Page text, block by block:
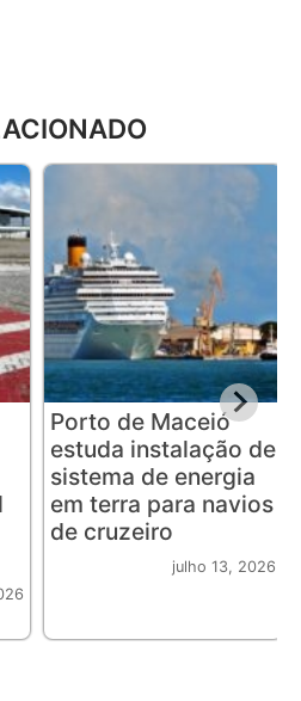
Porto de Maceió
estuda instalação de
sistema de energia
em terra para navios
de cruzeiro
julho 13, 2026